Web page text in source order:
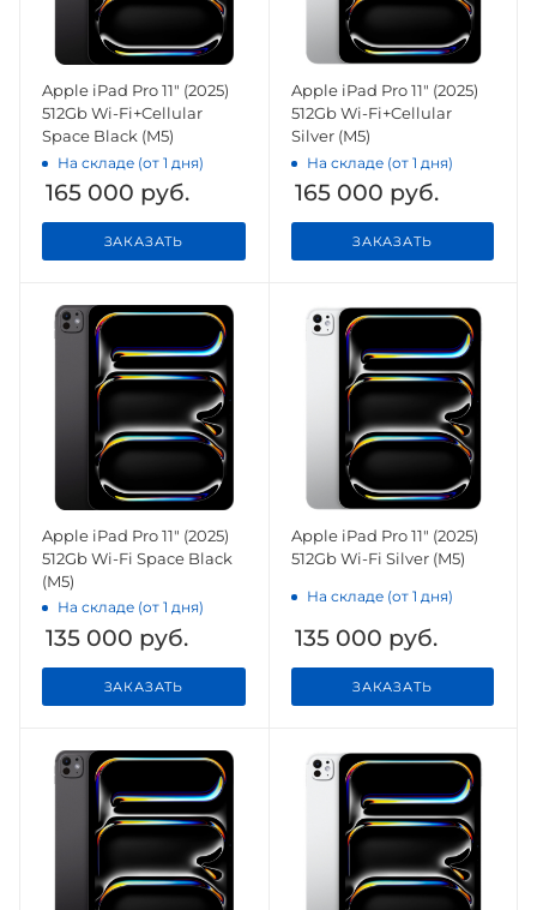
Apple iPad Pro 11" (2025)
512Gb Wi-Fi+Cellular
Space Black (M5)
На складе (от 1 дня)
165 000 руб.
ЗАКАЗАТЬ
Apple iPad Pro 11" (2025)
512Gb Wi-Fi+Cellular
Silver (M5)
На складе (от 1 дня)
165 000 руб.
ЗАКАЗАТЬ
Apple iPad Pro 11" (2025)
512Gb Wi-Fi Space Black
(M5)
На складе (от 1 дня)
135 000 руб.
ЗАКАЗАТЬ
Apple iPad Pro 11" (2025)
512Gb Wi-Fi Silver (M5)
На складе (от 1 дня)
135 000 руб.
ЗАКАЗАТЬ